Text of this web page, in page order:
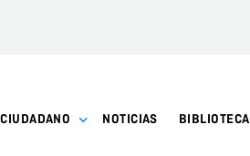
NOTICIAS BIBLIOTECA